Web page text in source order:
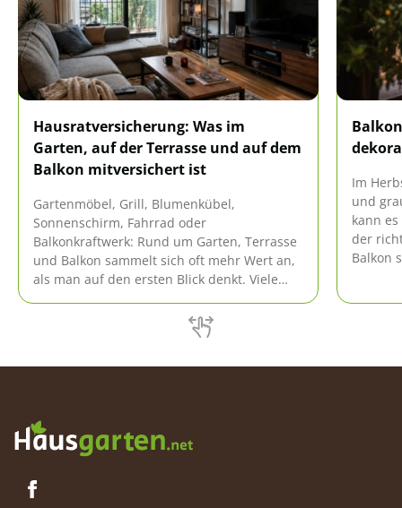
Hausratversicherung: Was im
Garten, auf der Terrasse und auf dem
Balkon mitversichert ist
Gartenmöbel, Grill, Blumenkübel,
Sonnenschirm, Fahrrad oder
Balkonkraftwerk: Rund um Garten, Terrasse
und Balkon sammelt sich oft mehr Wert an,
als man auf den ersten Blick denkt. Viele
Hausratversicherung automatisch alles
ersetzt, was draußen beschädigt oder
Im
und
kann
der
Balkon
[…]